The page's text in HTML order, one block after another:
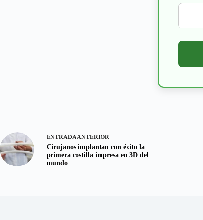
ENTRADAANTERIOR
Cirujanos implantan con éxito la
primera costilla impresa en 3D del
mundo